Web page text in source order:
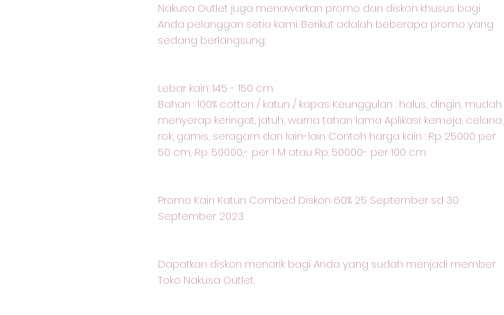
Nakusa Outlet juga menawarkan promo dan diskon khusus bagi
Anda pelanggan setia kami. Berikut adalah beberapa promo yang
sedang berlangsung:
Lebar kain: 145 - 150 cm
Bahan : 100% cotton / katun / kapas Keunggulan : halus, dingin, mudah
menyerap keringat, jatuh, warna tahan lama Aplikasi: kemeja, celana,
rok, gamis, seragam dan lain-lain Contoh harga kain : Rp 25000 per
50 cm, Rp. 50000,- per 1 M atau Rp. 50000- per 100 cm
Promo Kain Katun Combed Diskon 60% 25 September sd 30
September 2023
Dapatkan diskon menarik bagi Anda yang sudah menjadi member
Toko Nakusa Outlet.